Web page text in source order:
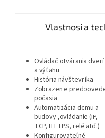
Vlastnosi a
Ovládač otvárania dverí
a výťahu
História návštevníka
Zobrazenie
počasia
Automatizácia domu a
budovy ,ovládanie (IP,
TCP, HTTPS, relé atď.)
Konfigurovateľné